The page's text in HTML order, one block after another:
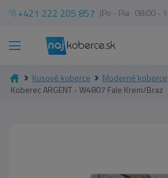
+421 222 205 857 (Po - Pia 08:00 -
Kusové koberce
Moderné koberce
Koberec ARGENT - W4807 Fale Krem/Braz